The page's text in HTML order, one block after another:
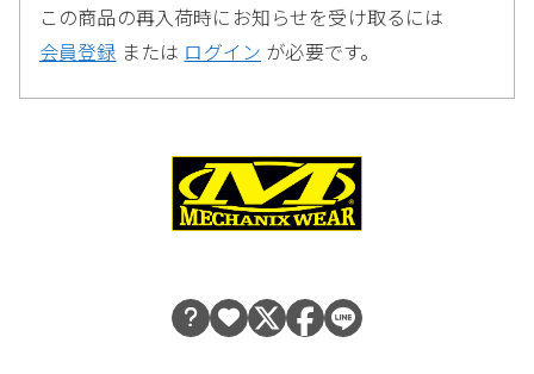
この商品の再入荷時にお知らせを受け取るには
会員登録 または ログイン が必要です。